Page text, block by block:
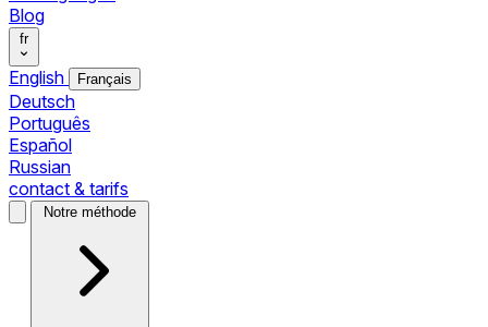
Blog
fr
English Français
Deutsch
Português
Español
Russian
contact & tarifs
Notre méthode